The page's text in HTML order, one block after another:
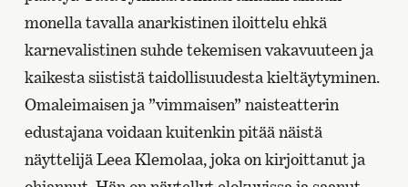
monella tavalla anarkistinen iloittelu ehkä
karnevalistinen suhde tekemisen vakavuuteen ja
kaikesta siististä taidollisuudesta kieltäytyminen.
Omaleimaisen ja ”vimmaisen” naisteatterin
edustajana voidaan kuitenkin pitää näistä
näyttelijä Leea Klemolaa, joka on kirjoittanut ja